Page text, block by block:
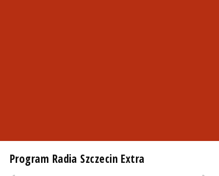
Program Radia Szczecin Extra